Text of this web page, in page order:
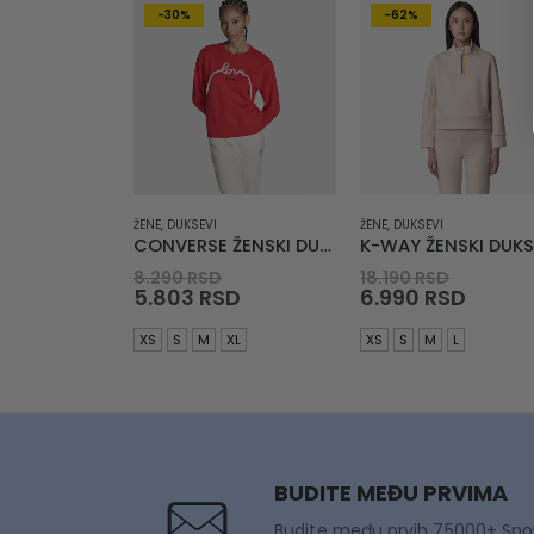
-30%
ŽENE, DUKSEVI
CONVERSE ŽENSKI DUKS Love Lace Long Sleeve Crew
8.290RSD
price
8.290 RSD.
5.803 RSD
is:
5.803 RSD.
XS S M XL
-62%
ŽENE, DUKSEVI
18.190RSD
price
18.190
6.990 RSD
XS S M L
BUDITE MEĐU PRVIMA